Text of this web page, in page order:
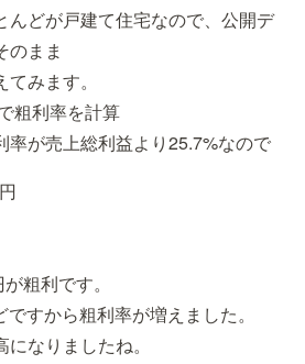
んどが戸建て住宅なので、公開デ
のまま
みます。
粗利率を計算
率が売上総利益より25.7%なので
粗利です。
すから粗利率が増えました。
なりましたね。